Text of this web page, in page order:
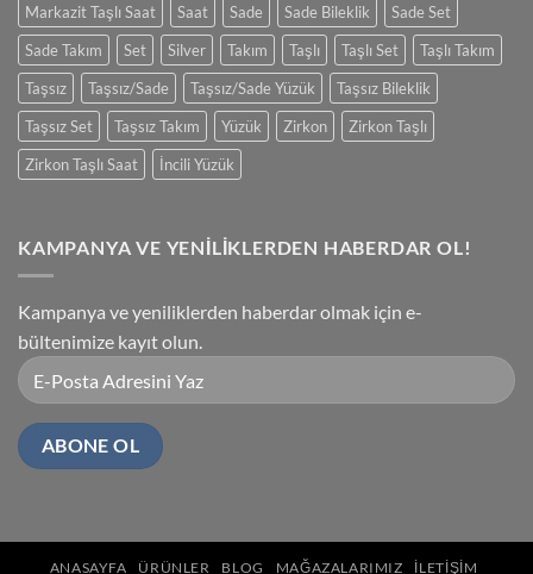
Markazit Taşlı Saat
Saat Sade Sade Bileklik
Sade Set
Sade Takım
Set Silver Takım Taşlı Taşlı Set
Taşlı Takım
Taşsız
Taşsız/Sade Taşsız/Sade Yüzük
Taşsız Bileklik
Taşsız Set
Taşsız Takım Yüzük Zirkon
Zirkon Taşlı
Zirkon Taşlı Saat
İncili Yüzük
KAMPANYA VE YENİLİKLERDEN HABERDAR OL!
Kampanya ve yeniliklerden haberdar olmak için e-
bültenimize kayıt olun.
ANASAYFA ÜRÜNLER BLOG MAĞAZALARIMIZ İLETIŞIM